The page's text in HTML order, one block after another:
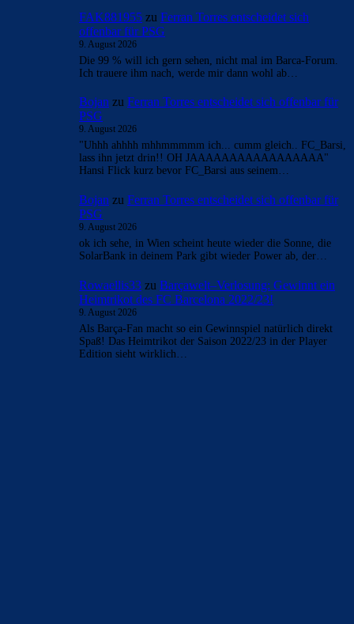
AKTUELLE USER-KOMMENTARE
FAK881955zuFerran Torres entscheidet sich
9. August 2026
Sehr lustig diese gehässigen Kommentare. Kann häufig
drüber schmunzeln....würde aber auch ein Spiel mit einem
Drittel der Stammspieler in der…
FAK881955zuFerran Torres entscheidet sich